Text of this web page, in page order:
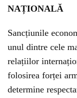
NAȚIONALĂ
Sancțiunile
unul dintre cele
relațiilor
folosirea forței
determine